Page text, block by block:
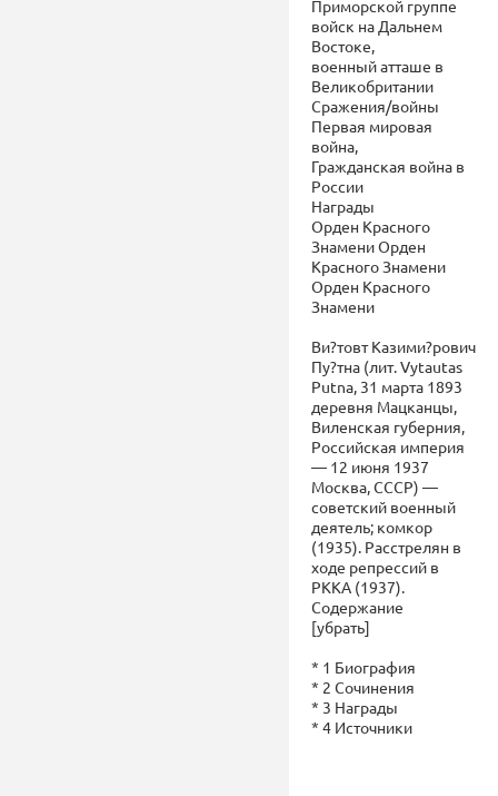
Приморской группе
войск на Дальнем
Востоке,
военный атташе в
Великобритании
Сражения/войны
Первая мировая
война,
Гражданская война в
России
Награды
Орден Красного
Знамени Орден
Красного Знамени
Орден Красного
Знамени
Ви?товт Казими?рович
Пу?тна (лит. Vytautas
Putna, 31 марта 1893
деревня Мацканцы,
Виленская губерния,
Российская империя
— 12 июня 1937
Москва, СССР) —
советский военный
деятель; комкор
(1935). Расстрелян в
ходе репрессий в
РККА (1937).
Содержание
[убрать]
* 1 Биография
* 2 Сочинения
* 3 Награды
* 4 Источники